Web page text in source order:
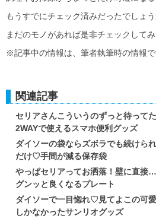
もうすでにチェック済みだったでしょう
まだのモノがあれば是非チェックしてみ
※記事中の情報は、筆者執筆時の情報で
関連記事
セリアさんこういうのずっと待って
2WAYで使えるスマホ便利グッズ
ダイソーの袋ならズボラでも続けら
だけ♡手間が減る保存袋
やっぱセリアってお洒落！壁に直
グンッと良くなるプレート
ダイソーで一目惚れ♡見てよこの可
しかなかったサンリオグッズ